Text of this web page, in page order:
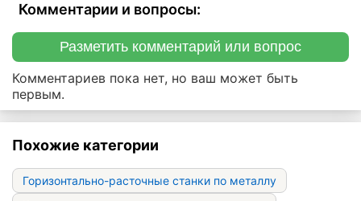
Комментарии и вопросы:
Разметить комментарий или вопрос
Комментариев пока нет, но ваш может быть
первым.
Похожие категории
Горизонтально-расточные станки по металлу